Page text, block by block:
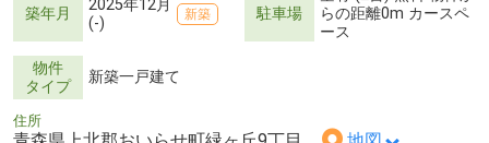
築年月
2025年12月
(-)
新築 駐車場
らの距離0m カースペ
ース
物件
タイプ
新築一戸建て
住所